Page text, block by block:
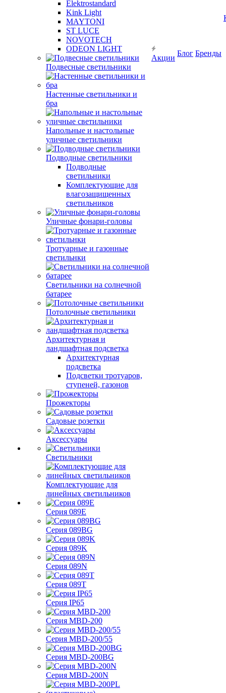
Elektrostandard
Kink Light
MAYTONI
ST LUCE
NOVOTECH
ODEON LIGHT
Подвесные светильники
Настенные светильники и
бра
Напольные и настольные
уличные светильники
Подводные светильники
Подводные
светильники
Комплектующие для
влагозащищенных
светильников
Уличные фонари-головы
Тротуарные и газонные
светильнки
Светильники на солнечной
батарее
Потолочные светильники
Архитектурная и
ландшафтная подсветка
Архитектурная
подсветка
Подсветки тротуаров,
ступеней, газонов
Прожекторы
Садовые розетки
Аксессуары
Светильники
Комплектующие для
линейных светильников
Серия 089E
Серия 089BG
Серия 089K
Серия 089N
Серия 089T
Серия IP65
Серия MBD-200
Серия MBD-200/55
Серия MBD-200BG
Серия MBD-200N
Акции
Блог Бренды